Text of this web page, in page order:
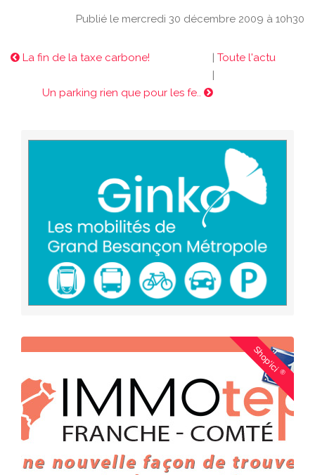
Publié le mercredi 30 décembre 2009 à 10h30
La fin de la taxe carbone! | Toute l'actu
|
Un parking rien que pour les fe..
Shop'ici®